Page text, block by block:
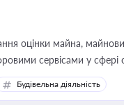
оцінки майна,
сервісами у сфері
бізнесу, керівника,
угод і перевірки
Будівельна діяльність